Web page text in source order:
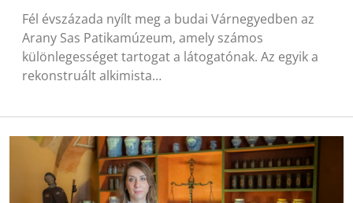
Fél évszázada nyílt meg a budai Várnegyedben az
Arany Sas Patikamúzeum, amely számos
különlegességet tartogat a látogatónak. Az egyik a
rekonstruált alkimista…